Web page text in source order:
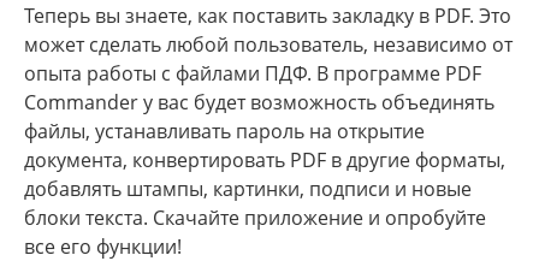
Теперь вы знаете, как поставить закладку в PDF. Это
может сделать любой пользователь, независимо от
опыта работы с файлами ПДФ. В программе PDF
Commander у вас будет возможность объединять
файлы, устанавливать пароль на открытие
документа, конвертировать PDF в другие форматы,
добавлять штампы, картинки, подписи и новые
блоки текста. Скачайте приложение и опробуйте
все его функции!